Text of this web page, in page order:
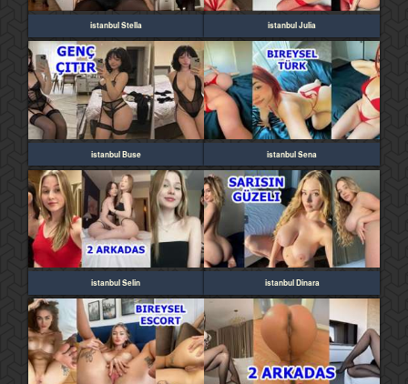
istanbul Stella istanbul Julia
istanbul Buse istanbul Sena
istanbul Selin istanbul Dinara